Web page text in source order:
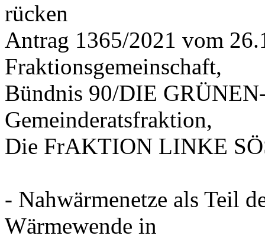
rücken
Antrag 1365/2021 vom
Fraktionsgemeinschaft,
Bündnis 90/DIE
Gemeinderatsfraktion,
Die FrAKTION LINKE
- Nahwärmenetze als Teil
Wärmewende in